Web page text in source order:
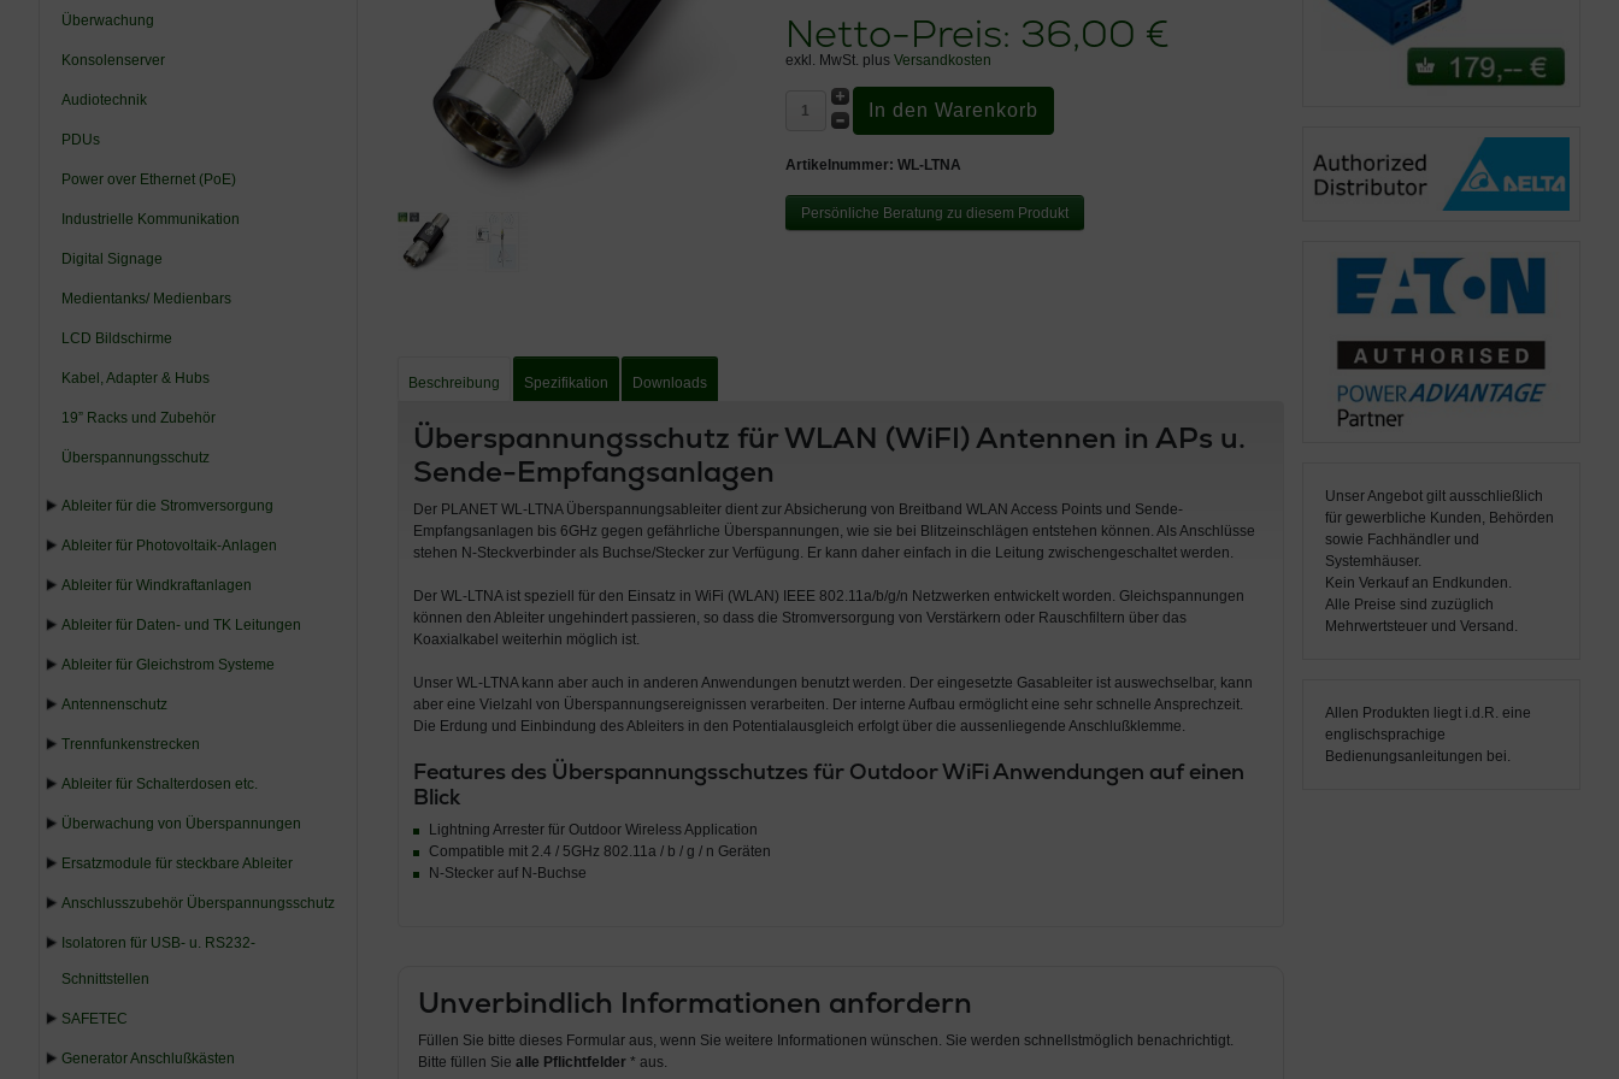
Überwachung
Konsolenserver
Audiotechnik
PDUs
Power over Ethernet (PoE)
Industrielle Kommunikation
Digital Signage
Medientanks/ Medienbars
LCD Bildschirme
Kabel, Adapter & Hubs
19” Racks und Zubehör
Überspannungsschutz
Ableiter für die Stromversorgung
Ableiter für Photovoltaik-Anlagen
Ableiter für Windkraftanlagen
Ableiter für Daten- und TK Leitungen
Ableiter für Gleichstrom Systeme
Antennenschutz
Trennfunkenstrecken
Ableiter für Schalterdosen etc.
Überwachung von Überspannungen
Ersatzmodule für steckbare Ableiter
Anschlusszubehör Überspannungsschutz
Isolatoren für USB- u. RS232-
Schnittstellen
SAFETEC
Generator Anschlußkästen
Netto-Preis: 36,00 €
exkl. MwSt. plus Versandkosten
Artikelnummer: WL-LTNA
Persönliche Beratung zu diesem Produkt
Beschreibung Spezifikation Downloads
Überspannungsschutz für WLAN (WiFI) Antennen in APs u.
Sende-Empfangsanlagen
Der PLANET WL-LTNA Überspannungsableiter dient zur Absicherung von Breitband WLAN Access Points und Sende-
Empfangsanlagen bis 6GHz gegen gefährliche Überspannungen, wie sie bei Blitzeinschlägen entstehen können. Als Anschlüsse
stehen N-Steckverbinder als Buchse/Stecker zur Verfügung. Er kann daher einfach in die Leitung zwischengeschaltet werden.
Der WL-LTNA ist speziell für den Einsatz in WiFi (WLAN) IEEE 802.11a/b/g/n Netzwerken entwickelt worden. Gleichspannungen
können den Ableiter ungehindert passieren, so dass die Stromversorgung von Verstärkern oder Rauschfiltern über das
Koaxialkabel weiterhin möglich ist.
Unser WL-LTNA kann aber auch in anderen Anwendungen benutzt werden. Der eingesetzte Gasableiter ist auswechselbar, kann
aber eine Vielzahl von Überspannungsereignissen verarbeiten. Der interne Aufbau ermöglicht eine sehr schnelle Ansprechzeit.
Die Erdung und Einbindung des Ableiters in den Potentialausgleich erfolgt über die aussenliegende Anschlußklemme.
Features des Überspannungsschutzes für Outdoor WiFi Anwendungen auf einen
Blick
Lightning Arrester für Outdoor Wireless Application
Compatible mit 2.4 / 5GHz 802.11a / b / g / n Geräten
N-Stecker auf N-Buchse
Unverbindlich Informationen anfordern
Füllen Sie bitte dieses Formular aus, wenn Sie weitere Informationen wünschen. Sie werden schnellstmöglich benachrichtigt.
Bitte füllen Sie alle Pflichtfelder* aus.
Unser Angebot gilt ausschließlich
für gewerbliche Kunden, Behörden
sowie Fachhändler und
Systemhäuser.
Kein Verkauf an Endkunden.
Alle Preise sind zuzüglich
Mehrwertsteuer und Versand.
Allen Produkten liegt i.d.R. eine
englischsprachige
Bedienungsanleitungen bei.